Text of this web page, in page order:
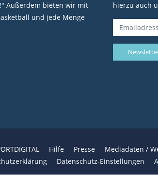
Außerdem bieten wir mit
und jede Menge
hierzu auch
Hilfe Presse Mediadaten /
Datenschutz-Einstellungen